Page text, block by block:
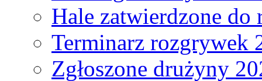
Hale zatwierdzone do
Terminarz rozgrywek
Zgłoszone drużyny